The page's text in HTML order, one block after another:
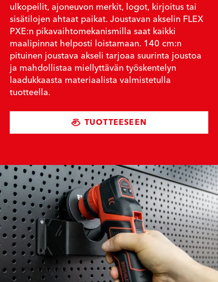
ulkopeilit, ajoneuvon merkit, logot, kirjoitus tai
sisätilojen ahtaat paikat. Joustavan akselin FLEX
PXE:n pikavaihtomekanismilla saat kaikki
maalipinnat helposti loistamaan. 140 cm:n
pituinen joustava akseli tarjoaa suurinta joustoa
ja mahdollistaa miellyttävän työskentelyn
laadukkaasta materiaalista valmistetulla
tuotteella.
TUOTTEESEEN